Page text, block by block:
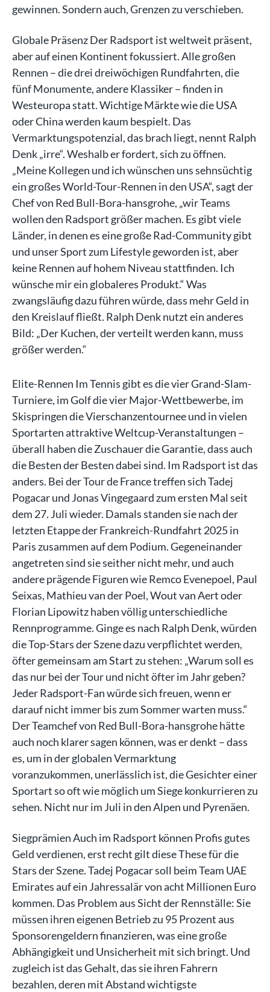
gewinnen. Sondern auch, Grenzen zu verschieben.
Globale Präsenz Der Radsport ist weltweit präsent,
aber auf einen Kontinent fokussiert. Alle großen
Rennen – die drei dreiwöchigen Rundfahrten, die
fünf Monumente, andere Klassiker – finden in
Westeuropa statt. Wichtige Märkte wie die USA
oder China werden kaum bespielt. Das
Vermarktungspotenzial, das brach liegt, nennt Ralph
Denk „irre“. Weshalb er fordert, sich zu öffnen.
„Meine Kollegen und ich wünschen uns sehnsüchtig
ein großes World-Tour-Rennen in den USA“, sagt der
Chef von Red Bull-Bora-hansgrohe, „wir Teams
wollen den Radsport größer machen. Es gibt viele
Länder, in denen es eine große Rad-Community gibt
und unser Sport zum Lifestyle geworden ist, aber
keine Rennen auf hohem Niveau stattfinden. Ich
wünsche mir ein globaleres Produkt.“ Was
zwangsläufig dazu führen würde, dass mehr Geld in
den Kreislauf fließt. Ralph Denk nutzt ein anderes
Bild: „Der Kuchen, der verteilt werden kann, muss
größer werden.“
Elite-Rennen Im Tennis gibt es die vier Grand-Slam-
Turniere, im Golf die vier Major-Wettbewerbe, im
Skispringen die Vierschanzentournee und in vielen
Sportarten attraktive Weltcup-Veranstaltungen –
überall haben die Zuschauer die Garantie, dass auch
die Besten der Besten dabei sind. Im Radsport ist das
anders. Bei der Tour de France treffen sich Tadej
Pogacar und Jonas Vingegaard zum ersten Mal seit
dem 27. Juli wieder. Damals standen sie nach der
letzten Etappe der Frankreich-Rundfahrt 2025 in
Paris zusammen auf dem Podium. Gegeneinander
angetreten sind sie seither nicht mehr, und auch
andere prägende Figuren wie Remco Evenepoel, Paul
Seixas, Mathieu van der Poel, Wout van Aert oder
Florian Lipowitz haben völlig unterschiedliche
Rennprogramme. Ginge es nach Ralph Denk, würden
die Top-Stars der Szene dazu verpflichtet werden,
öfter gemeinsam am Start zu stehen: „Warum soll es
das nur bei der Tour und nicht öfter im Jahr geben?
Jeder Radsport-Fan würde sich freuen, wenn er
darauf nicht immer bis zum Sommer warten muss.“
Der Teamchef von Red Bull-Bora-hansgrohe hätte
auch noch klarer sagen können, was er denkt – dass
es, um in der globalen Vermarktung
voranzukommen, unerlässlich ist, die Gesichter einer
Sportart so oft wie möglich um Siege konkurrieren zu
sehen. Nicht nur im Juli in den Alpen und Pyrenäen.
Siegprämien Auch im Radsport können Profis gutes
Geld verdienen, erst recht gilt diese These für die
Stars der Szene. Tadej Pogacar soll beim Team UAE
Emirates auf ein Jahressalär von acht Millionen Euro
kommen. Das Problem aus Sicht der Rennställe: Sie
müssen ihren eigenen Betrieb zu 95 Prozent aus
Sponsorengeldern finanzieren, was eine große
Abhängigkeit und Unsicherheit mit sich bringt. Und
zugleich ist das Gehalt, das sie ihren Fahrern
bezahlen, deren mit Abstand wichtigste